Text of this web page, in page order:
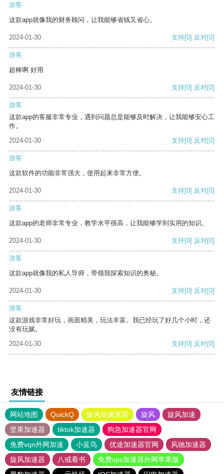
游客
这款app就像我的财务顾问，让我能够省钱又省心。
2024-01-30 支持[0] 反对[0]
游客
超棒啊 好用
2024-01-30 支持[0] 反对[0]
游客
这款app的客服非常专业，遇到问题总是能够及时解决，让我能够安心工
作。
2024-01-30
支持[0] 反对[0]
游客
这款软件的功能非常强大，使用起来非常方便。
2024-01-30 支持[0] 反对[0]
游客
这款app的老师非常专业，教学水平很高，让我能够学到实用的知识。
2024-01-30 支持[0] 反对[0]
游客
这款app就像我的私人导师，带领我探索知识的奥秘。
2024-01-30 支持[0] 反对[0]
游客
这款游戏非常好玩，画面精美，玩法丰富。我已经玩了好几个小时，还
没有玩腻。
2024-01-30
支持[0] 反对[0]
友情链接
网站地图 QuickQ 旋风加速度器 旋风
旋风加速
坚果加速器
tiktok加速器
狗急加速器官网
免费vqn外网加速
小蓝鸟 优途加速器官网
风驰加速器
旋风加速器
八戒看书
免费vps加速器外网苹果版